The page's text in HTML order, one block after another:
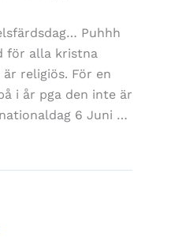
Puhhh
för alla kristna
religiös. För en
i år pga den inte är
6 Juni …